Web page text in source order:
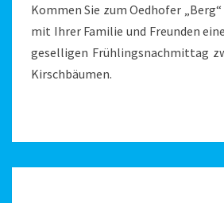
Kommen Sie zum Oedhofer
mit Ihrer Familie und Freunden
geselligen Frühlingsnachmittag
Kirschbäumen.